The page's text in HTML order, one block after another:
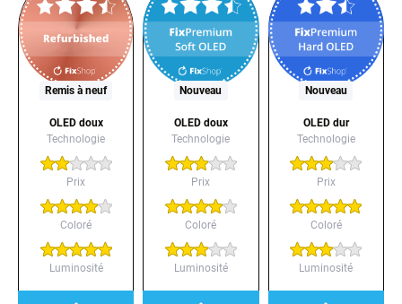
Remis à neuf
OLED doux
Technologie
Prix
Coloré
Luminosité
Nouveau
OLED doux
Technologie
Prix
Coloré
Luminosité
Nouveau
OLED dur
Technologie
Prix
Coloré
Luminosité